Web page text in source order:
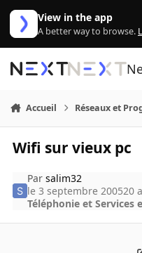
Aller au contenu
View in the app
A better way to browse.
Accueil Réseaux et
Wifi sur vieux pc
Parsalim32
le 3 septembre 200520 a
Téléphonie et Services